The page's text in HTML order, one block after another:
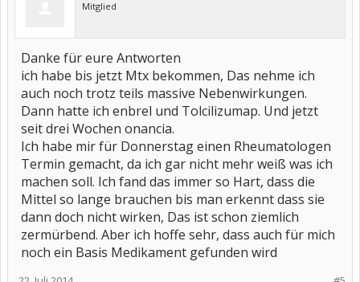
Mitglied
Danke für eure Antworten
ich habe bis jetzt Mtx bekommen, Das nehme ich
auch noch trotz teils massive Nebenwirkungen.
Dann hatte ich enbrel und Tolcilizumap. Und jetzt
seit drei Wochen onancia.
Ich habe mir für Donnerstag einen Rheumatologen
Termin gemacht, da ich gar nicht mehr weiß was ich
machen soll. Ich fand das immer so Hart, dass die
Mittel so lange brauchen bis man erkennt dass sie
dann doch nicht wirken, Das ist schon ziemlich
zermürbend. Aber ich hoffe sehr, dass auch für mich
noch ein Basis Medikament gefunden wird